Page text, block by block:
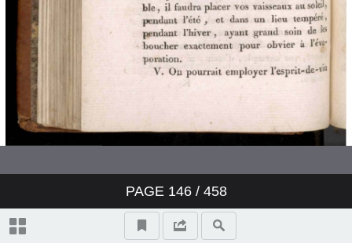
PAGE 146/ 458